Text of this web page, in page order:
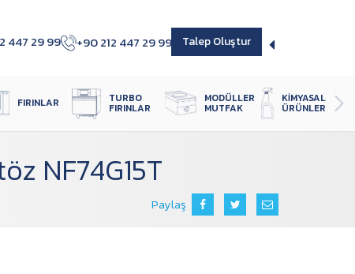
447 29 99 +90 212 447 29 99 Talep Oluştur
FIRINLAR TURBO
FIRINLAR
MODÜLLER
MUTFAK
KIMYASAL
ÜRÜNLER
NF74G15T
Paylaş